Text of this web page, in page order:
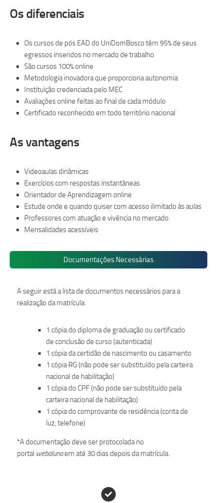
Os diferenciais
Os cursos de pós EAD do UniDomBosco têm 95% de seus
egressos inseridos no mercado de trabalho
São cursos 100% online
Metodologia inovadora que proporciona autonomia
Instituição credenciada pelo MEC
Avaliações online feitas ao final de cada módulo
Certificado reconhecido em todo território nacional
As vantagens
Videoaulas dinâmicas
Exercícios com respostas instantâneas
Orientador de Aprendizagem online
Estude onde e quando quiser com acesso ilimitado às aulas
Professores com atuação e vivência no mercado
Mensalidades acessíveis
Documentações Necessárias
A seguir está a lista de documentos necessários para a
realização da matrícula:
1 cópia do diploma de graduação ou certificado
de conclusão de curso (autenticada)
1 cópia da certidão de nascimento ou casamento
1 cópia RG (não pode ser substituído pela carteira
nacional de habilitação)
1 cópia do CPF (não pode ser substituído pela
carteira nacional de habilitação)
1 cópia do comprovante de residência (conta de
luz, telefone)
*A documentação deve ser protocolada no
portal webalunoem até 30 dias depois da matrícula.